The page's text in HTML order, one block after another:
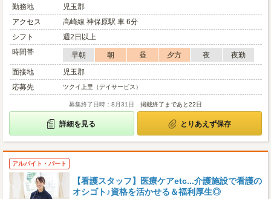
勤務地
児玉郡
アクセス
高崎線 神保原駅 車 6分
シフト
週2日以上
時間帯
早朝 朝 昼 夕方 夜
夜勤
面接地
児玉郡
応募先
ツクイ上里（デイサービス）
募集終了日時：8月31日 掲載終了まであと22日
詳細を見る とりあえず保存
アルバイト・パート
【看護スタッフ】医療ケアetc...介護施設で看護の
オシゴト♪資格を活かせる＆福利厚生◎